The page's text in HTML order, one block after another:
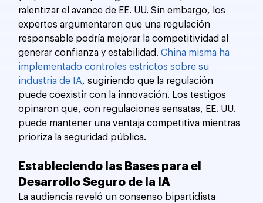
ralentizar el avance de EE. UU. Sin embargo, los
expertos argumentaron que una regulación
responsable podría mejorar la competitividad al
generar confianza y estabilidad. China misma ha
implementado controles estrictos sobre su
industria de IA, sugiriendo que la regulación
puede coexistir con la innovación. Los testigos
opinaron que, con regulaciones sensatas, EE. UU.
puede mantener una ventaja competitiva mientras
prioriza la seguridad pública.
Estableciendo las Bases para el
Desarrollo Seguro de la IA
La audiencia reveló un consenso bipartidista